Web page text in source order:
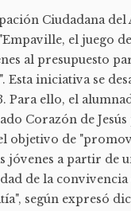
Ciudadana
el juego
al presupuesto
Esta iniciativa se
ello, el
Corazón de
objetivo de
jóvenes a partir de
de la convivencia
según expresó